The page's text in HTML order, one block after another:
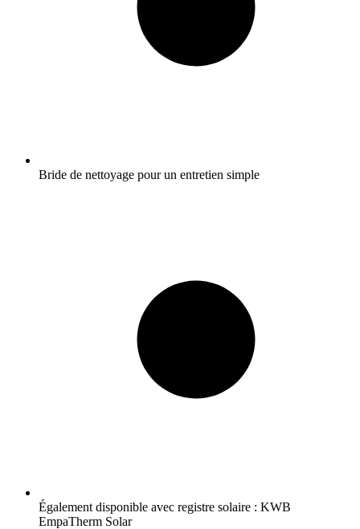
Bride de nettoyage pour un entretien simple
Également disponible avec registre solaire : KWB
EmpaTherm Solar